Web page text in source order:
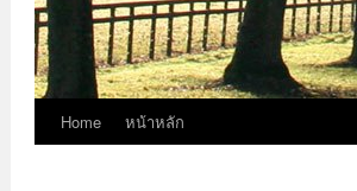
SkipHome หน้าหลัก